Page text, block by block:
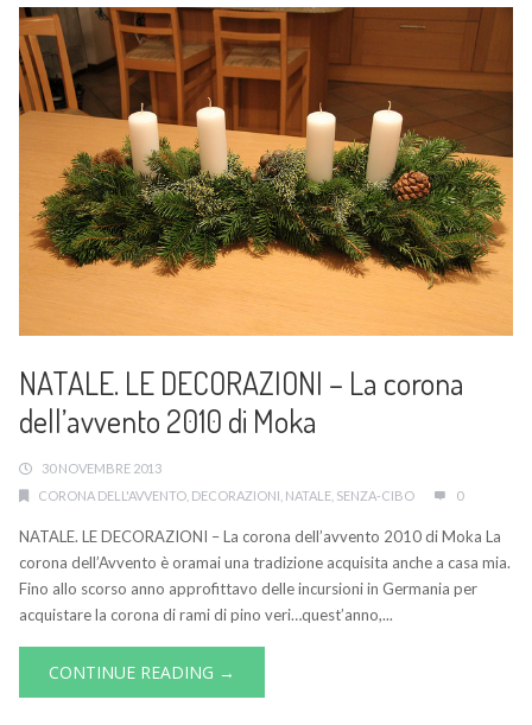
NATALE. LE DECORAZIONI – La corona
dell’avvento 2010 di Moka
30 NOVEMBRE 2013
CORONA DELL'AVVENTO DECORAZIONI NATALE SENZA-CIBO 0
NATALE. LE DECORAZIONI – La corona dell’avvento 2010 di Moka La
corona dell’Avvento è oramai una tradizione acquisita anche a casa mia.
Fino allo scorso anno approfittavo delle incursioni in Germania per
acquistare la corona di rami di pino veri…quest’anno,...
CONTINUE READING →